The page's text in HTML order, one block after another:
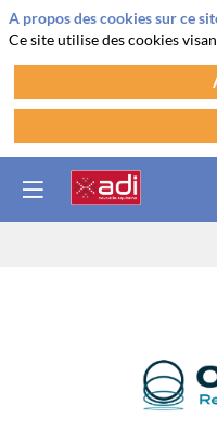
Invest
A propos des cookies sur ce
Ce site utilise des cookies